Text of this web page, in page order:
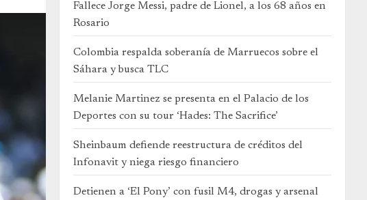
Fallece Jorge Messi, padre de Lionel, a los 68 años en
Rosario
Colombia respalda soberanía de Marruecos sobre el
Sáhara y busca TLC
Melanie Martinez se presenta en el Palacio de los
Deportes con su tour ‘Hades: The Sacrifice’
Sheinbaum defiende reestructura de créditos del
Infonavit y niega riesgo financiero
Detienen a ‘El Pony’ con fusil M4, drogas y arsenal